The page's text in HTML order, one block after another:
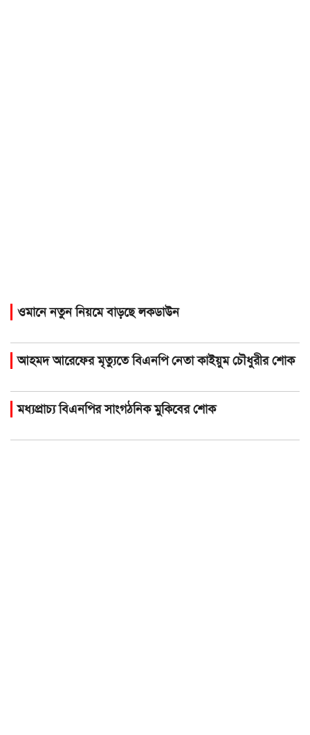
ওমানে নতুন নিয়মে বাড়ছে লকডাউন
আহমদ আরেফের মৃত্যুতে বিএনপি নেতা কাইয়ুম চৌধুরীর শোক
মধ্যপ্রাচ্য বিএনপির সাংগঠনিক মুকিবের শোক